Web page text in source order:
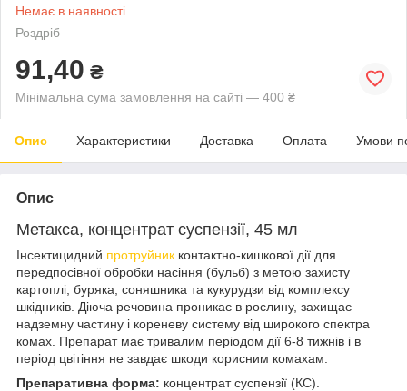
Немає в наявності
Роздріб
91,40 ₴
Мінімальна сума замовлення на сайті — 400 ₴
Опис Характеристики Доставка Оплата Умови
Опис
Метакса, концентрат суспензії, 45 мл
Інсектицидний протруйник контактно-кишкової дії для
передпосівної обробки насіння (бульб) з метою захисту
картоплі, буряка, соняшника та кукурудзи від комплексу
шкідників. Діюча речовина проникає в рослину, захищає
надземну частину і кореневу систему від широкого спектра
комах. Препарат має тривалим періодом дії 6-8 тижнів і в
період цвітіння не завдає шкоди корисним комахам.
Препаративна форма: концентрат суспензії (КС).